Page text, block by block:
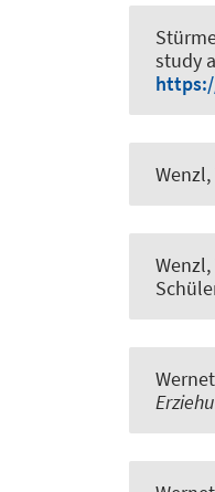
study
Wenzl,
Wenzl,